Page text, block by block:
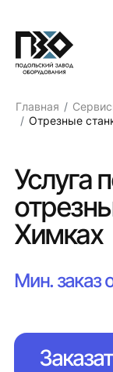
Главная
Отрезные
Услуга
Химках
Мин. заказ